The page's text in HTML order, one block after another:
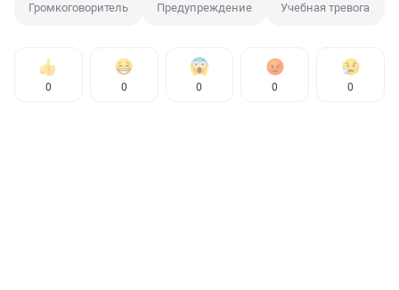
Громкоговоритель Предупреждение Учебная тревога
0 0 0 0 0